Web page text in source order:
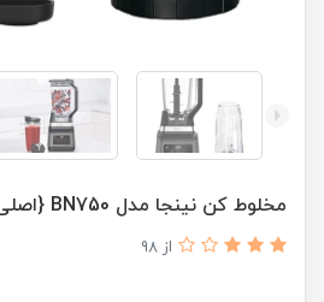
مخلوط کن نینجا مدل BN750 {اصلی}
از 98